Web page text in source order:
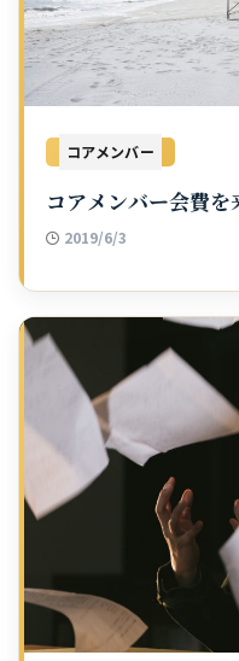
コアメンバー会費
2019/6/3
コアメンバー